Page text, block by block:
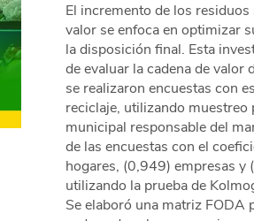
El incremento de los
valor se enfoca en optimizar
la disposición final. Esta
de evaluar la cadena de valor
se realizaron encuestas con
reciclaje, utilizando
municipal responsable del
de las encuestas con el
hogares, (0,949) empresas y
utilizando la prueba de
Se elaboró una matriz FODA